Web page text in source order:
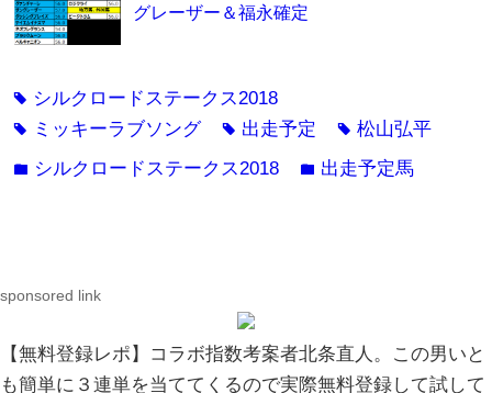
グレーザー＆福永確定
tag シルクロードステークス2018
tag ミッキーラブソング tag 出走予定 tag松山弘平
folder シルクロードステークス2018 folder 出走予定馬
sponsored link
【無料登録レポ】コラボ指数考案者北条直人。この男いと
も簡単に３連単を当ててくるので実際無料登録して試して